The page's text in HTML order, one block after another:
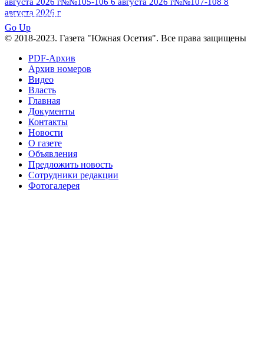
2012 г №96 28 июля 2015 г
№96+97 30 июля 2016 г
№97 11 августа 2012 г
№97 30 июля 2015 г
№98 2 августа 2016 г
августа 2013 г
№98+99 11 июля 2017 г
августа 2016 г
августа 2012 г
августа 2026 г
ПОСМОТРЕТЬ ВСЕ
Go Up
© 2018-2023. Газета "Южная Осетия". Все права защищены
PDF-Архив
Архив номеров
Видео
Власть
Главная
Документы
Контакты
Новости
О газете
Объявления
Предложить новость
Сотрудники редакции
Фотогалерея